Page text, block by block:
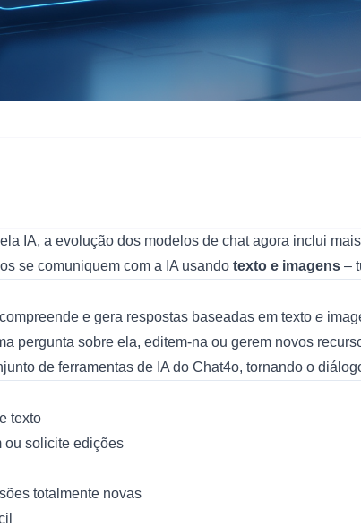
IA, a evolução dos modelos de chat agora inclui
se comuniquem com a IA usando texto e imagens –
e gera respostas baseadas em texto e
pergunta sobre ela, editem-na ou gerem novos
de ferramentas de IA do Chat4o, tornando o
texto
ou solicite edições
totalmente novas